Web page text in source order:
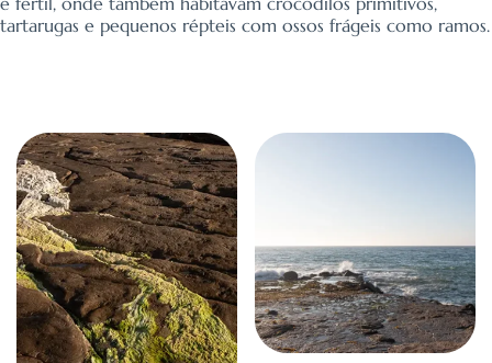
tartarugas e pequenos répteis com ossos frágeis como ramos.